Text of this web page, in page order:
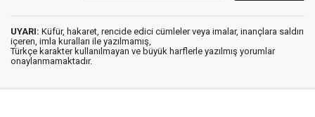
UYARI: Küfür, hakaret, rencide edici cümleler veya imalar, inançlara saldırı
içeren, imla kuralları ile yazılmamış,
Türkçe karakter kullanılmayan ve büyük harflerle yazılmış yorumlar
onaylanmamaktadır.